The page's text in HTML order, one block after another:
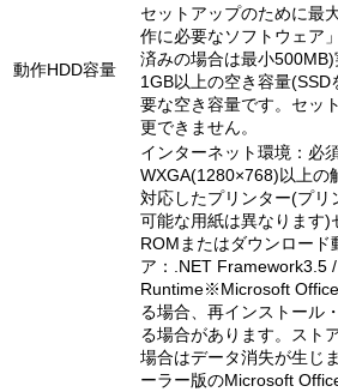
動作HDD容量
セットアップのために最
作に必要なソフトウェア
済みの場合は最小
1GB以上の空き容量
要な空き容量です。セッ
更できません。
インターネット環境：必
WXGA(1280×768)以上の
対応したプリンター(プリ
可能な用紙は異なります)
ROMまたはダウンロード
ア：.NET Framework3.5
Runtime※Microsoft
る場合、再インストール
る場合があります。スト
場合はデータ消失が生じ
ーラー版のMicrosoft